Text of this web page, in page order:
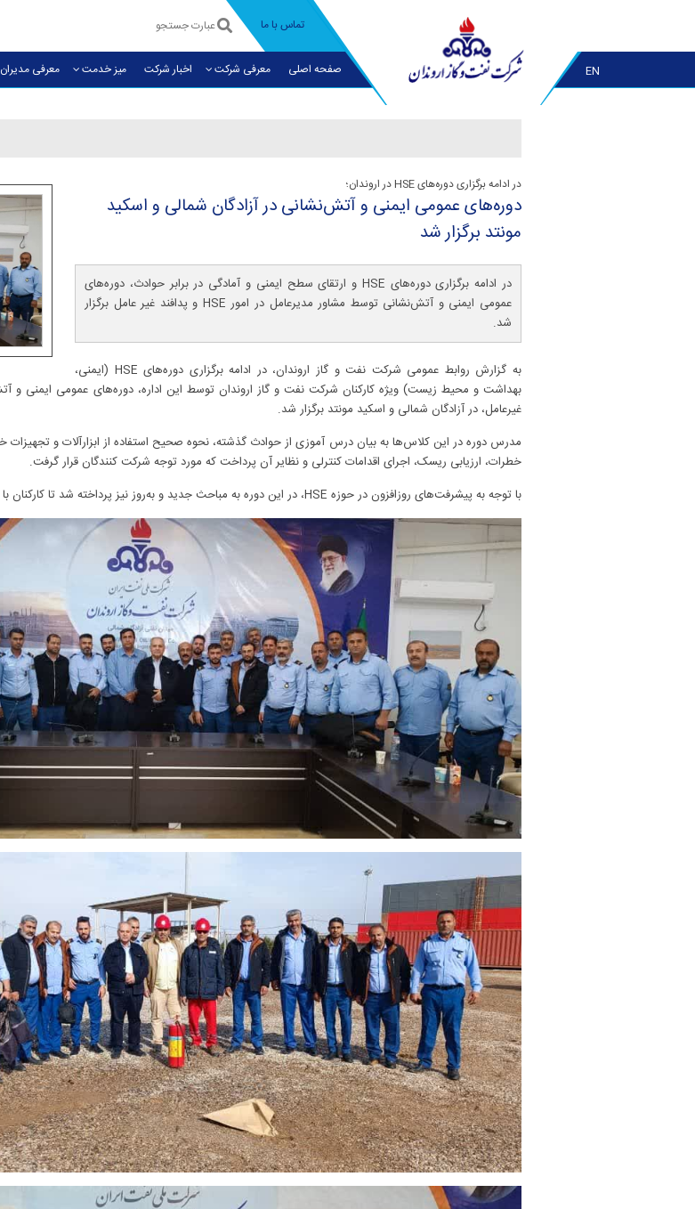
تماس با ما
EN صفحه اصلی معرفی شرکت اخبار شرکت میز خدمت معرفی مديران
در ادامه برگزاری دوره‌های HSE در اروندان؛
دوره‌های عمومی ایمنی و آتش‌نشانی در آزادگان شمالی و اسكید
مونتد برگزار شد
در ادامه برگزاری دوره‌های HSE و ارتقای سطح ایمنی و آمادگی در برابر حوادث، دوره‌های
عمومی ایمنی و آتش‌نشانی توسط مشاور مدیرعامل در امور HSE و پدافند غیر عامل برگزار
شد.
به گزارش روابط عمومی شرکت نفت و گاز اروندان، در ادامه برگزاری دوره‌های HSE (ایمنی،
غیرعامل، در آزادگان شمالی و اسکید مونتد برگزار شد.
خطرات، ارزیابی ریسک، اجرای اقدامات کنترلی و نظایر آن پرداخت که مورد توجه شرکت کنندگان قرار گرفت.
با توجه به پیشرفت‌های روزافزون در حوزه HSE، در این دوره به مباحث جدید و به‌روز نیز پرداخته شد تا کارکنان با آخرین استانداردها و روش‌ها آشنا شوند.